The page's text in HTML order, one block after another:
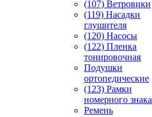
(107) Ветровики
(119) Насадки
глушителя
(120) Насосы
(122) Пленка
тонировочная
Подушки
ортопедические
(123) Рамки
номерного знака
Ремень